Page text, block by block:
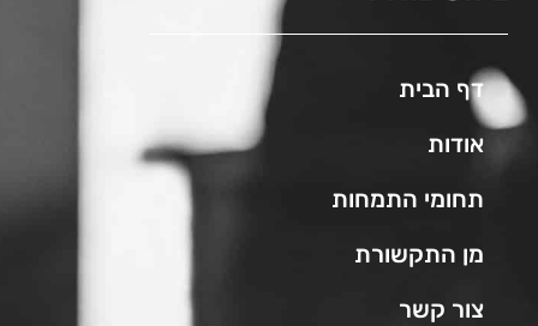
דף הבית
אודות
תחומי התמחות
מן התקשורת
צור קשר